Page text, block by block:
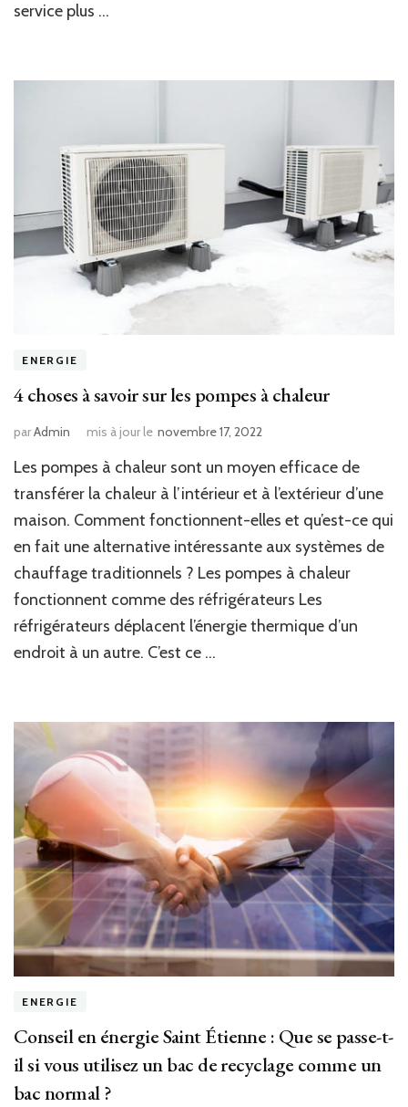
service plus …
ENERGIE
4 choses à savoir sur les pompes à chaleur
parAdmin mis à jour le novembre 17, 2022
Les pompes à chaleur sont un moyen efficace de
transférer la chaleur à l’intérieur et à l’extérieur d’une
maison. Comment fonctionnent-elles et qu’est-ce qui
en fait une alternative intéressante aux systèmes de
chauffage traditionnels ? Les pompes à chaleur
fonctionnent comme des réfrigérateurs Les
réfrigérateurs déplacent l’énergie thermique d’un
endroit à un autre. C’est ce …
ENERGIE
Conseil en énergie Saint Étienne : Que se passe-t-
il si vous utilisez un bac de recyclage comme un
bac normal ?